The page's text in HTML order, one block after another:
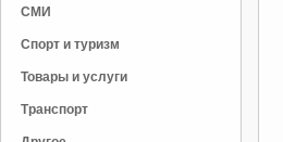
СМИ
Спорт и туризм
Товары и услуги
Транспорт